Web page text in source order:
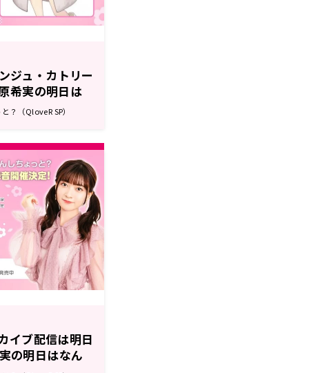
ジュ・カトリー
希実の明日は
？（QloveR SP）
イブ配信は明日
の明日はなん